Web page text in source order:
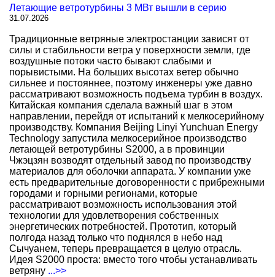
Летающие ветротурбины 3 МВт вышли в серию
31.07.2026
Традиционные ветряные электростанции зависят от
силы и стабильности ветра у поверхности земли, где
воздушные потоки часто бывают слабыми и
порывистыми. На больших высотах ветер обычно
сильнее и постояннее, поэтому инженеры уже давно
рассматривают возможность подъема турбин в воздух.
Китайская компания сделала важный шаг в этом
направлении, перейдя от испытаний к мелкосерийному
производству. Компания Beijing Linyi Yunchuan Energy
Technology запустила мелкосерийное производство
летающей ветротурбины S2000, а в провинции
Чжэцзян возводят отдельный завод по производству
материалов для оболочки аппарата. У компании уже
есть предварительные договоренности с прибрежными
городами и горными регионами, которые
рассматривают возможность использования этой
технологии для удовлетворения собственных
энергетических потребностей. Прототип, который
полгода назад только что поднялся в небо над
Сычуанем, теперь превращается в целую отрасль.
Идея S2000 проста: вместо того чтобы устанавливать
ветряну ...>>